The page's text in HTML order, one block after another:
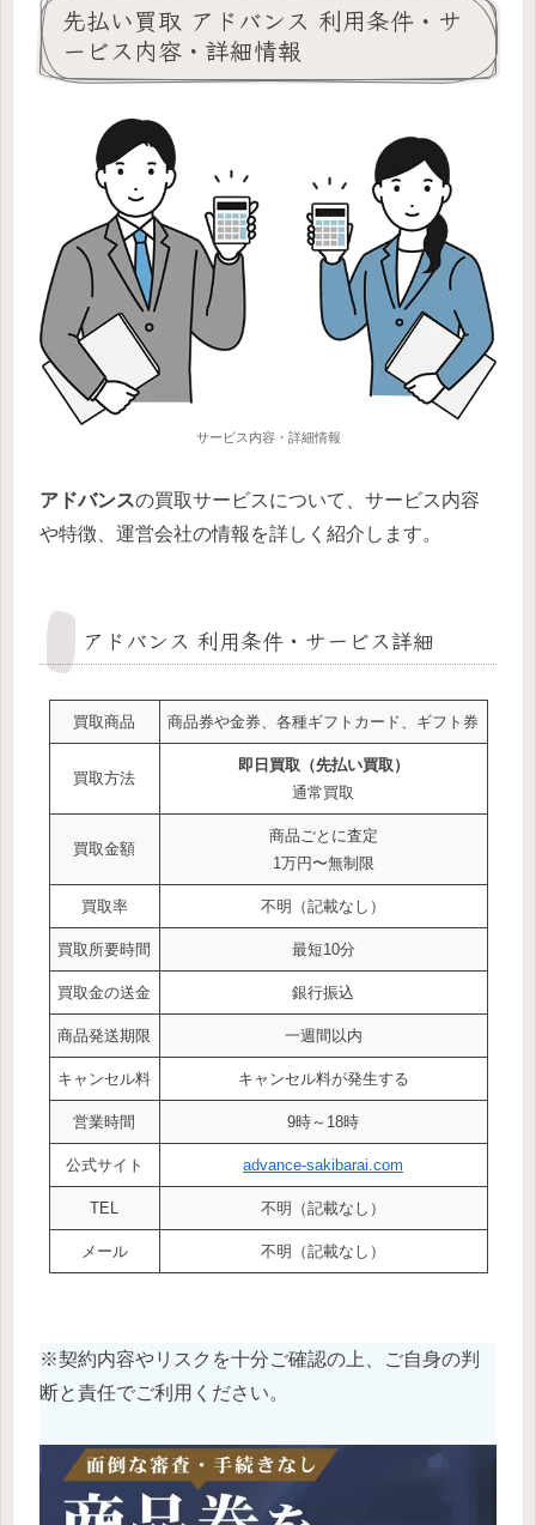
先払い買取 アドバンス 利用条件・サ
ービス内容・詳細情報
サービス内容・詳細情報
アドバンスの買取サービスについて、サービス内容
や特徴、運営会社の情報を詳しく紹介します。
アドバンス 利用条件・サービス詳細
買取商品 商品券や金券、各種ギフトカード、ギフト券
買取方法
即日買取（先払い買取）
通常買取
買取金額
商品ごとに査定
1万円〜無制限
買取率 不明（記載なし）
買取所要時間 最短10分
買取金の送金 銀行振込
商品発送期限 一週間以内
キャンセル料 キャンセル料が発生する
営業時間 9時～18時
公式サイト advance-sakibarai.com
TEL 不明（記載なし）
メール 不明（記載なし）
※契約内容やリスクを十分ご確認の上、ご自身の判
断と責任でご利用ください。